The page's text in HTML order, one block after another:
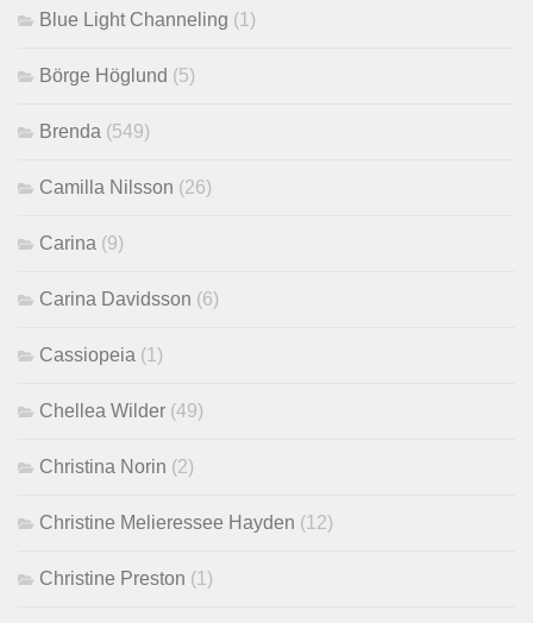
Blue Light Channeling (1)
Börge Höglund (5)
Brenda (549)
Camilla Nilsson (26)
Carina (9)
Carina Davidsson (6)
Cassiopeia (1)
Chellea Wilder (49)
Christina Norin (2)
Christine Melieressee Hayden (12)
Christine Preston (1)